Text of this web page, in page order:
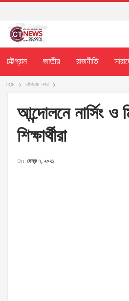
চট্টগ্রাম জাতীয় রাজনীতি
হোম চট্টগ্রাম নগর
আন্দোলনে নার্সিং ও
শিক্ষার্থীরা
On ফেব্রু ৭, ২০২১